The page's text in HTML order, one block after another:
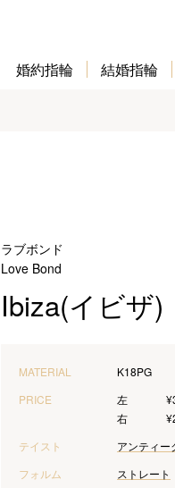
婚約指輪 結婚指輪
ラブボンド
Love Bond
Ibiza(イビザ)
MATERIAL
K18PG
PRICE
左
右
テイスト
アンティー
フォルム
ストレート